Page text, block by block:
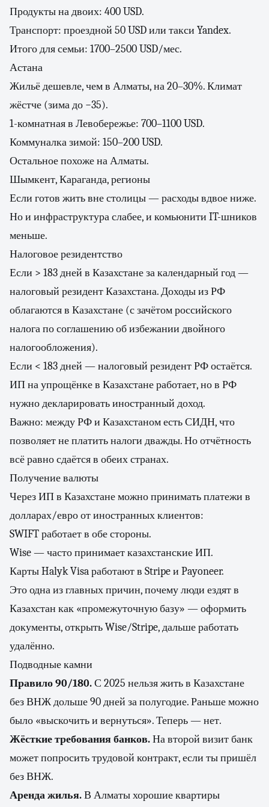
Продукты на двоих: 400 USD.
Транспорт: проездной 50 USD или такси Yandex.
Итого для семьи: 1700–2500 USD/мес.
Астана
Жильё дешевле, чем в Алматы, на 20–30%. Климат
жёстче (зима до −35).
1-комнатная в Левобережье: 700–1100 USD.
Коммуналка зимой: 150–200 USD.
Остальное похоже на Алматы.
Шымкент, Караганда, регионы
Если готов жить вне столицы — расходы вдвое ниже.
Но и инфраструктура слабее, и комьюнити IT-шников
меньше.
Налоговое резидентство
Если > 183 дней в Казахстане за календарный год —
налоговый резидент Казахстана. Доходы из РФ
облагаются в Казахстане (с зачётом российского
налога по соглашению об избежании двойного
налогообложения).
Если < 183 дней — налоговый резидент РФ остаётся.
ИП на упрощёнке в Казахстане работает, но в РФ
нужно декларировать иностранный доход.
Важно: между РФ и Казахстаном есть СИДН, что
позволяет не платить налоги дважды. Но отчётность
всё равно сдаётся в обеих странах.
Получение валюты
Через ИП в Казахстане можно принимать платежи в
долларах/евро от иностранных клиентов:
SWIFT работает в обе стороны.
Wise — часто принимает казахстанские ИП.
Карты Halyk Visa работают в Stripe и Payoneer.
Это одна из главных причин, почему люди ездят в
Казахстан как «промежуточную базу» — оформить
документы, открыть Wise/Stripe, дальше работать
удалённо.
Подводные камни
Правило 90/180.С 2025 нельзя жить в Казахстане
без ВНЖ дольше 90 дней за полугодие. Раньше можно
было «выскочить и вернуться». Теперь — нет.
Жёсткие требования банков.На второй визит банк
может попросить трудовой контракт, если ты пришёл
без ВНЖ.
Аренда жилья.В Алматы хорошие квартиры